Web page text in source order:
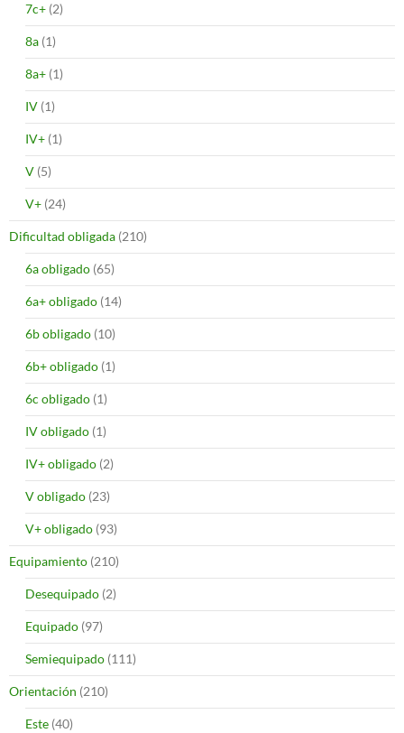
7c+ (2)
8a (1)
8a+ (1)
IV (1)
IV+ (1)
V (5)
V+ (24)
Dificultad obligada (210)
6a obligado (65)
6a+ obligado (14)
6b obligado (10)
6b+ obligado (1)
6c obligado (1)
IV obligado (1)
IV+ obligado (2)
V obligado (23)
V+ obligado (93)
Equipamiento (210)
Desequipado (2)
Equipado (97)
Semiequipado (111)
Orientación (210)
Este (40)